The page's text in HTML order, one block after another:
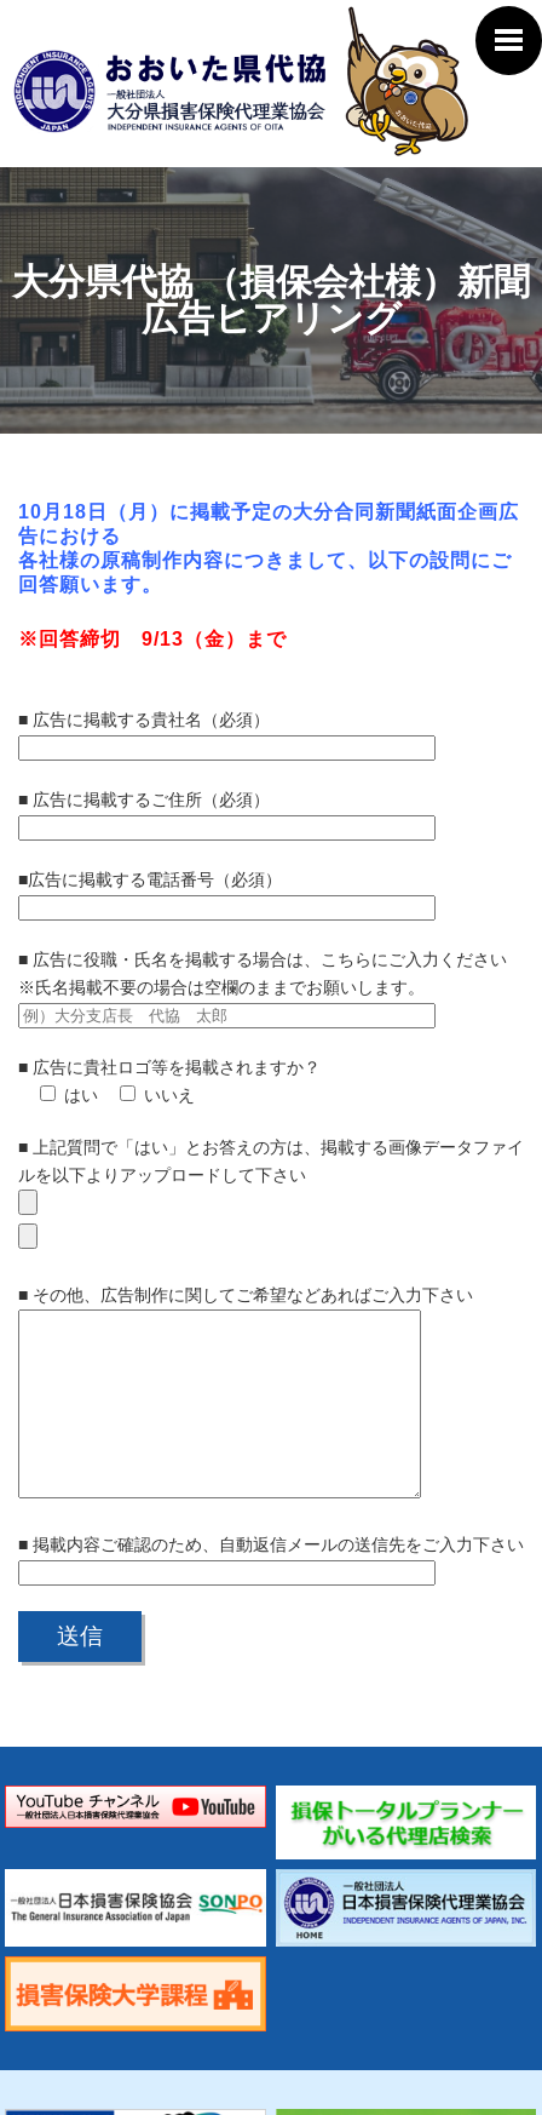
大分県代協 （損保会社様）新聞
広告ヒアリング
10月18日（月）に掲載予定の大分合同新聞紙面企画広
告における
各社様の原稿制作内容につきまして、以下の設問にご
回答願います。
※回答締切 9/13（金）まで
■ 広告に掲載する貴社名（必須）
■ 広告に掲載するご住所（必須）
■広告に掲載する電話番号（必須）
■ 広告に役職・氏名を掲載する場合は、こちらにご入力ください
※氏名掲載不要の場合は空欄のままでお願いします。
■ 広告に貴社ロゴ等を掲載されますか？
はい
いいえ
■ 上記質問で「はい」とお答えの方は、掲載する画像データファイ
ルを以下よりアップロードして下さい
■ その他、広告制作に関してご希望などあればご入力下さい
■ 掲載内容ご確認のため、自動返信メールの送信先をご入力下さい